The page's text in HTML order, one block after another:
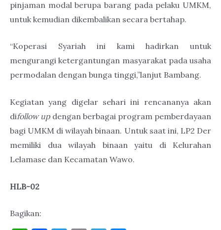
pinjaman modal berupa barang pada pelaku UMKM,
untuk kemudian dikembalikan secara bertahap.
“Koperasi Syariah ini kami hadirkan untuk
mengurangi ketergantungan masyarakat pada usaha
permodalan dengan bunga tinggi,”lanjut Bambang.
Kegiatan yang digelar sehari ini rencananya akan
difollow up dengan berbagai program pemberdayaan
bagi UMKM di wilayah binaan. Untuk saat ini, LP2 Der
memiliki dua wilayah binaan yaitu di Kelurahan
Lelamase dan Kecamatan Wawo.
HLB-02
Bagikan: